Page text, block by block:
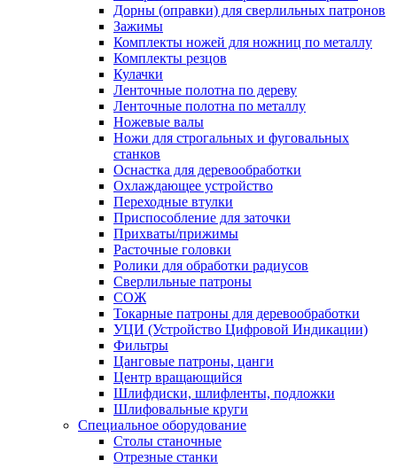
Дорны (оправки) для сверлильных патронов
Зажимы
Комплекты ножей для ножниц по металлу
Комплекты резцов
Кулачки
Ленточные полотна по дереву
Ленточные полотна по металлу
Ножевые валы
Ножи для строгальных и фуговальных
станков
Оснастка для деревообработки
Охлаждающее устройство
Переходные втулки
Приспособление для заточки
Прихваты/прижимы
Расточные головки
Ролики для обработки радиусов
Сверлильные патроны
СОЖ
Токарные патроны для деревообработки
УЦИ (Устройство Цифровой Индикации)
Фильтры
Цанговые патроны, цанги
Центр вращающийся
Шлифдиски, шлифленты, подложки
Шлифовальные круги
Специальное оборудование
Столы станочные
Отрезные станки